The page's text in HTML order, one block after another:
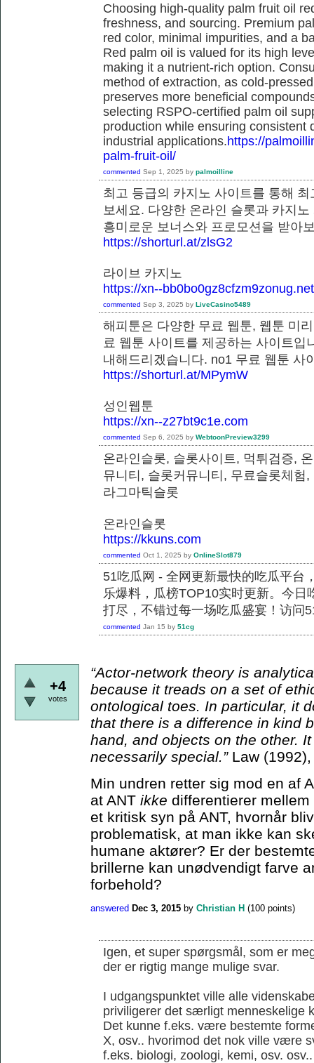
Choosing high-quality palm fruit oil
freshness, and sourcing. Premium
red color, minimal impurities, and a
Red palm oil is valued for its high
making it a nutrient-rich option.
method of extraction, as cold-
preserves more beneficial
selecting RSPO-certified palm oil
production while ensuring consistent
industrial applications.https://
palm-fruit-oil/
commented Sep 1, 2025 by palmoilline
최고 등급의 카지노 사이트를 통해
보세요. 다양한 온라인 슬롯과 카지
흥미로운 보너스와 프로모션을 받
https://shorturl.at/zlsG2
라이브 카지노
https://xn--bb0bo0gz8cfzm9zonug.net
commented Sep 3, 2025 by LiveCasino5489
해피툰은 다양한 무료 웹툰, 웹툰 미
료 웹툰 사이트를 제공하는 사이트
내해드리겠습니다. no1 무료 웹툰
https://shorturl.at/MPymW
성인웹툰
https://xn--z27bt9c1e.com
commented Sep 6, 2025 by WebtoonPreview3299
온라인슬롯, 슬롯사이트, 먹튀검증,
뮤니티, 슬롯커뮤니티, 무료슬롯체험
라그마틱슬롯
온라인슬롯
https://kkuns.com
commented Oct 1, 2025 by OnlineSlot879
51吃瓜网 - 全网更新最快的吃瓜平台
乐爆料，瓜榜TOP10实时更新。今
打尽，不错过每一场吃瓜盛宴！访问
commented Jan 15 by 51cg
+4
votes
“Actor-network theory is
because it treads on a set of
ontological toes. In particular, it
that there is a difference in kind
hand, and objects on the other.
necessarily special.” Law
Min undren retter sig mod en af
at ANT ikke differentierer
et kritisk syn på ANT, hvornår
problematisk, at man ikke kan
humane aktører? Er der
brillerne kan unødvendigt farve
forbehold?
answered Dec 3, 2015 by Christian H (100 points)
Igen, et super spørgsmål, som er
der er rigtig mange mulige svar.
I udgangspunktet ville alle
priviligerer det særligt menneskelige
Det kunne f.eks. være bestemte
X, osv.. hvorimod det nok ville være
f.eks. biologi, zoologi, kemi, osv. osv..